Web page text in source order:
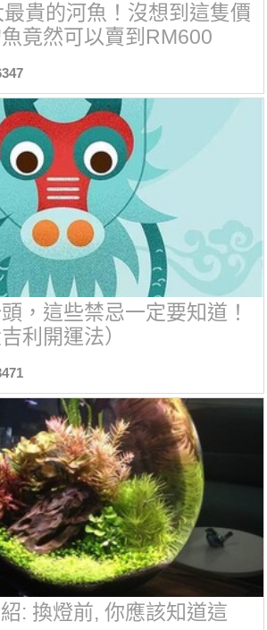
貴的河魚！沒想到這隻價
竟然可以賣到RM600
，這些禁忌一定要知道！
利開運法）
: 換燈前, 你應該知道這